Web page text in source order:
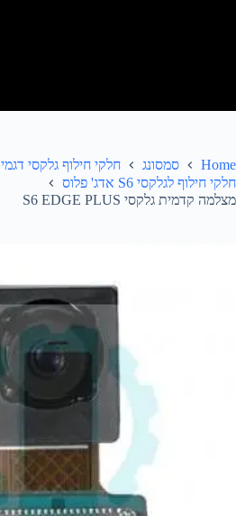
Home סמסונג
חלקי חילוף גלקסי דגמי S
חלקי חילוף לגלקסי S6 אדג' פלוס
מצלמה קדמית גלקסי S6 EDGE PLUS